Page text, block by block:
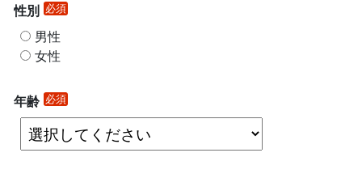
性別 必須
男性
女性
年齢 必須